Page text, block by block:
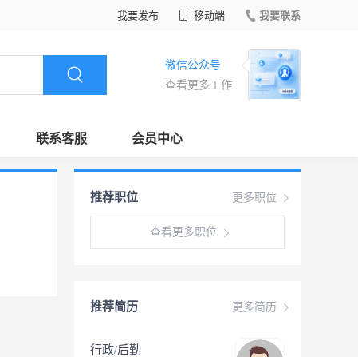
我要发布 移动端 我要联系
微信公众号
查看更多工作
联系客服 会员中心
更多职位
推荐职位
查看更多职位
更多简历
推荐简历
行政/后勤